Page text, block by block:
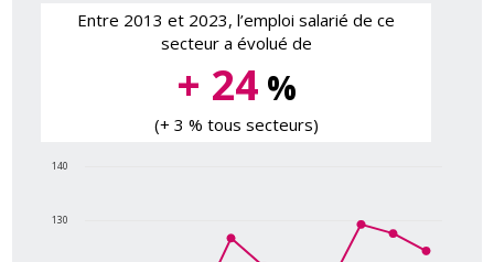
Entre 2013 et 2023, l’emploi salarié de ce
secteur a évolué de
+ 24%
(+ 3 % tous secteurs)
130
140